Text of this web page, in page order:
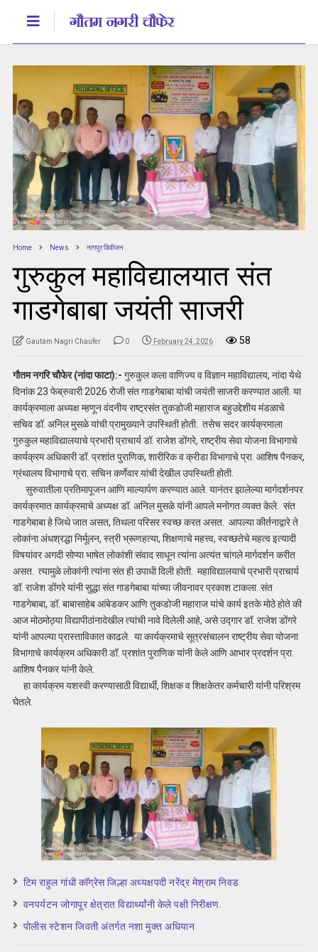
Home News नागपुर डिवीजन
गुरुकुल महाविद्यालयात संत
गाडगेबाबा जयंती साजरी
Gautam Nagri Chaufer 0 February 24, 2026 58
गौतम नगरि चौफेर (नांदा फाटा):- गुरुकुल कला वाणिज्य व विज्ञान महाविद्यालय, नांदा येथे
दिनांक 23 फेब्रुवारी 2026 रोजी संत गाडगेबाबा यांची जयंती साजरी करण्यात आली. या
कार्यक्रमाला अध्यक्ष म्हणून वंदनीय राष्ट्रसंत तुकडोजी महाराज बहुउद्देशीय मंडळाचे
सचिव डॉ. अनिल मुसळे यांची प्रामुख्याने उपस्थिती होती. तसेच सदर कार्यक्रमाला
गुरुकुल महाविद्यालयाचे प्रभारी प्राचार्य डॉ. राजेश डोंगरे, राष्ट्रीय सेवा योजना विभागाचे
कार्यक्रम अधिकारी डॉ. प्रशांत पुराणिक, शारीरिक व क्रीडा विभागाचे प्रा. आशिष पैनकर,
ग्रंथालय विभागाचे प्रा. सचिन कर्णेवार यांची देखील उपस्थिती होती.
सुरुवातीला प्रतिमापूजन आणि माल्यार्पण करण्यात आले. यानंतर झालेल्या मार्गदर्शनपर
कार्यक्रमात कार्यक्रमाचे अध्यक्ष डॉ. अनिल मुसळे यांनी आपले मनोगत व्यक्त केले. संत
गाडगेबाबा हे जिथे जात असत, तिथला परिसर स्वच्छ करत असत. आपल्या कीर्तनाद्वारे ते
लोकांना अंधश्रद्धा निर्मूलन, स्त्री भ्रूणहत्या, शिक्षणाचे महत्त्व, स्वच्छतेचे महत्व इत्यादी
विषयांवर अगदी सोप्या भाषेत लोकांशी संवाद साधून त्यांना अत्यंत चांगले मार्गदर्शन करीत
असत. त्यामुळे लोकांनी त्यांना संत ही उपाधी दिली होती. महाविद्यालयाचे प्रभारी प्राचार्य
डॉ. राजेश डोंगरे यांनी सुद्धा संत गाडगेबाबा यांच्या जीवनावर प्रकाश टाकला. संत
गाडगेबाबा, डॉ. बाबासाहेब आंबेडकर आणि तुकडोजी महाराज यांचे कार्य इतके मोठे होते की
आज मोठमोठ्या विद्यापीठांनादेखील त्यांची नावे दिलेली आहे, असे उद्गार डॉ. राजेश डोंगरे
यांनी आपल्या प्रास्ताविकात काढले. या कार्यक्रमाचे सूत्रसंचालन राष्ट्रीय सेवा योजना
विभागाचे कार्यक्रम अधिकारी डॉ. प्रशांत पुराणिक यांनी केले आणि आभार प्रदर्शन प्रा.
आशिष पैनकर यांनी केले.
हा कार्यक्रम यशस्वी करण्यासाठी विद्यार्थी, शिक्षक व शिक्षकेतर कर्मचारी यांनी परिश्रम
घेतले.
टिम राहुल गांधी काॅग्रेस जिल्हा अध्यक्षपदी नरेंद्र मेश्राम निवड
वनपर्यटन जोगापूर क्षेत्रात विद्यार्थ्यांनी केले पक्षी निरीक्षण.
पोलीस स्टेशन जिवती अंतर्गत नशा मुक्त अधियान